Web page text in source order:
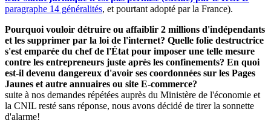
paragraphe 14 généralités, et pourtant adopté par la France).
Pourquoi vouloir détruire ou affaiblir 2 millions d'indépendants
et les supprimer par la loi de l'internet? Quelle folie destructrice
s'est emparée du chef de l'État pour imposer une telle mesure
contre les entrepreneurs juste après les confinements? En quoi
est-il devenu dangereux d'avoir ses coordonnées sur les Pages
Jaunes et autre annuaires ou site E-commerce?
suite à nos demandes répétées auprès du Ministère de l'économie et
la CNIL resté sans réponse, nous avons décidé de tirer la sonnette
d'alarme!